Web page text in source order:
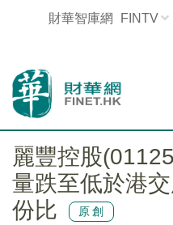
財華智庫網 FINTV
麗豐控股
量跌至低於港
份比
原創